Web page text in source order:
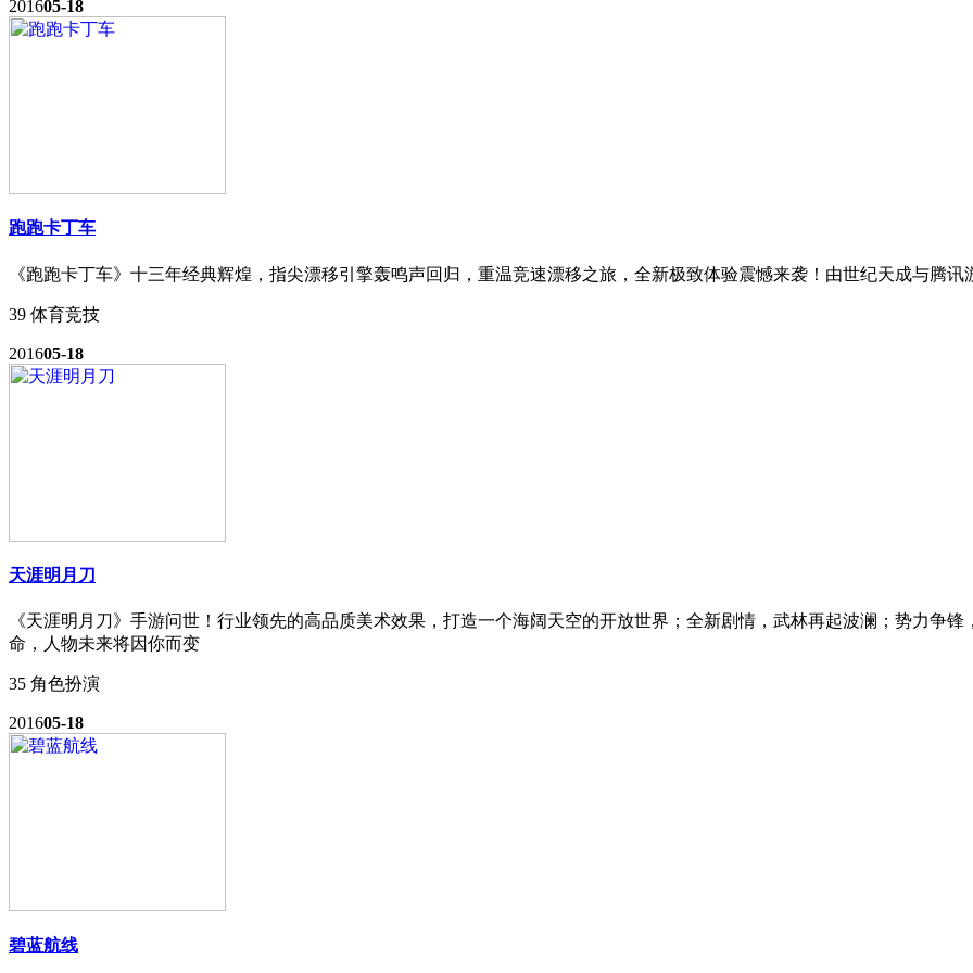
201605-18
跑跑卡丁车
《跑跑卡丁车》十三年经典辉煌，指尖漂移引擎轰鸣声回归，重温竞速漂移之旅，全新极致体验震憾来袭！由世纪天成与腾讯
39 体育竞技
201605-18
天涯明月刀
《天涯明月刀》手游问世！行业领先的高品质美术效果，打造一个海阔天空的开放世界；全新剧情，武林再起波澜；势力争
命，人物未来将因你而变
35 角色扮演
201605-18
碧蓝航线